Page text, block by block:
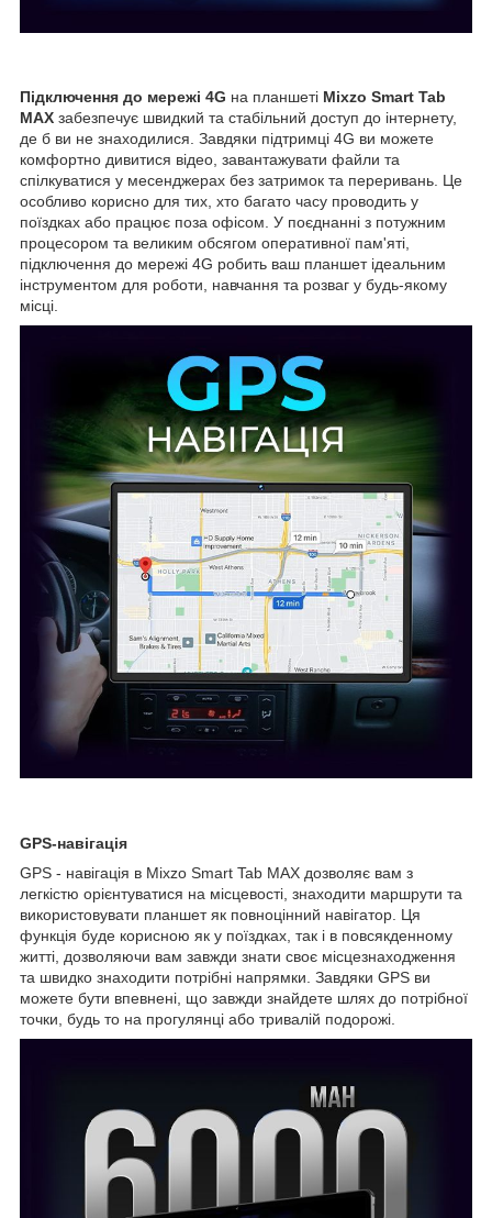
Підключення до мережі 4G на планшеті Mixzo Smart Tab
MAX забезпечує швидкий та стабільний доступ до інтернету,
де б ви не знаходилися. Завдяки підтримці 4G ви можете
комфортно дивитися відео, завантажувати файли та
спілкуватися у месенджерах без затримок та переривань. Це
особливо корисно для тих, хто багато часу проводить у
поїздках або працює поза офісом. У поєднанні з потужним
процесором та великим обсягом оперативної пам'яті,
підключення до мережі 4G робить ваш планшет ідеальним
інструментом для роботи, навчання та розваг у будь-якому
місці.
GPS-навігація
GPS - навігація в Mixzo Smart Tab MAX дозволяє вам з
легкістю орієнтуватися на місцевості, знаходити маршрути та
використовувати планшет як повноцінний навігатор. Ця
функція буде корисною як у поїздках, так і в повсякденному
житті, дозволяючи вам завжди знати своє місцезнаходження
та швидко знаходити потрібні напрямки. Завдяки GPS ви
можете бути впевнені, що завжди знайдете шлях до потрібної
точки, будь то на прогулянці або тривалій подорожі.